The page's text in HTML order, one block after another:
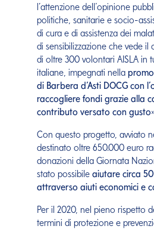
l’attenzione dell’opinione
politiche, sanitarie e socio-
di cura e di assistenza dei
di sensibilizzazione che vede il
di oltre 300 volontari AISLA in
italiane, impegnati nella
di Barbera d’Asti DOCG con
raccogliere fondi grazie alla
contributo versato con
Con questo progetto, avviato
destinato oltre 650.000 euro
donazioni della Giornata
stato possibile aiutare circa
attraverso aiuti economici e
Per il 2020, nel pieno rispetto
termini di protezione e